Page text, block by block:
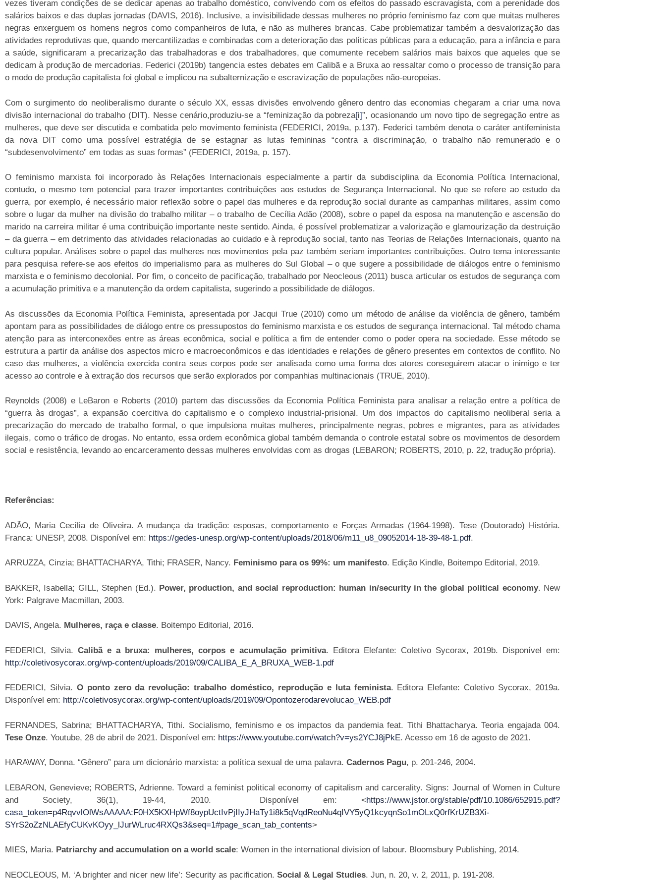
vezes tiveram condições de se dedicar apenas ao trabalho doméstico, convivendo com os efeitos do passado escravagista, com a perenidade dos
salários baixos e das duplas jornadas (DAVIS, 2016). Inclusive, a invisibilidade dessas mulheres no próprio feminismo faz com que muitas mulheres
negras enxerguem os homens negros como companheiros de luta, e não as mulheres brancas. Cabe problematizar também a desvalorização das
atividades reprodutivas que, quando mercantilizadas e combinadas com a deterioração das políticas públicas para a educação, para a infância e para
a saúde, significaram a precarização das trabalhadoras e dos trabalhadores, que comumente recebem salários mais baixos que aqueles que se
dedicam à produção de mercadorias. Federici (2019b) tangencia estes debates em Calibã e a Bruxa ao ressaltar como o processo de transição para
o modo de produção capitalista foi global e implicou na subalternização e escravização de populações não-europeias.
Com o surgimento do neoliberalismo durante o século XX, essas divisões envolvendo gênero dentro das economias chegaram a criar uma nova
divisão internacional do trabalho (DIT). Nesse cenário,produziu-se a “feminização da pobreza[i]”, ocasionando um novo tipo de segregação entre as
mulheres, que deve ser discutida e combatida pelo movimento feminista (FEDERICI, 2019a, p.137). Federici também denota o caráter antifeminista
da nova DIT como uma possível estratégia de se estagnar as lutas femininas “contra a discriminação, o trabalho não remunerado e o
“subdesenvolvimento” em todas as suas formas” (FEDERICI, 2019a, p. 157).
O feminismo marxista foi incorporado às Relações Internacionais especialmente a partir da subdisciplina da Economia Política Internacional,
contudo, o mesmo tem potencial para trazer importantes contribuições aos estudos de Segurança Internacional. No que se refere ao estudo da
guerra, por exemplo, é necessário maior reflexão sobre o papel das mulheres e da reprodução social durante as campanhas militares, assim como
sobre o lugar da mulher na divisão do trabalho militar – o trabalho de Cecília Adão (2008), sobre o papel da esposa na manutenção e ascensão do
marido na carreira militar é uma contribuição importante neste sentido. Ainda, é possível problematizar a valorização e glamourização da destruição
– da guerra – em detrimento das atividades relacionadas ao cuidado e à reprodução social, tanto nas Teorias de Relações Internacionais, quanto na
cultura popular. Análises sobre o papel das mulheres nos movimentos pela paz também seriam importantes contribuições. Outro tema interessante
para pesquisa refere-se aos efeitos do imperialismo para as mulheres do Sul Global – o que sugere a possibilidade de diálogos entre o feminismo
marxista e o feminismo decolonial. Por fim, o conceito de pacificação, trabalhado por Neocleous (2011) busca articular os estudos de segurança com
a acumulação primitiva e a manutenção da ordem capitalista, sugerindo a possibilidade de diálogos.
As discussões da Economia Política Feminista, apresentada por Jacqui True (2010) como um método de análise da violência de gênero, também
apontam para as possibilidades de diálogo entre os pressupostos do feminismo marxista e os estudos de segurança internacional. Tal método chama
atenção para as interconexões entre as áreas econômica, social e política a fim de entender como o poder opera na sociedade. Esse método se
estrutura a partir da análise dos aspectos micro e macroeconômicos e das identidades e relações de gênero presentes em contextos de conflito. No
caso das mulheres, a violência exercida contra seus corpos pode ser analisada como uma forma dos atores conseguirem atacar o inimigo e ter
acesso ao controle e à extração dos recursos que serão explorados por companhias multinacionais (TRUE, 2010).
Reynolds (2008) e LeBaron e Roberts (2010) partem das discussões da Economia Política Feminista para analisar a relação entre a política de
“guerra às drogas”, a expansão coercitiva do capitalismo e o complexo industrial-prisional. Um dos impactos do capitalismo neoliberal seria a
precarização do mercado de trabalho formal, o que impulsiona muitas mulheres, principalmente negras, pobres e migrantes, para as atividades
ilegais, como o tráfico de drogas. No entanto, essa ordem econômica global também demanda o controle estatal sobre os movimentos de desordem
social e resistência, levando ao encarceramento dessas mulheres envolvidas com as drogas (LEBARON; ROBERTS, 2010, p. 22, tradução própria).
Referências:
ADÃO, Maria Cecília de Oliveira. A mudança da tradição: esposas, comportamento e Forças Armadas (1964-1998). Tese (Doutorado) História.
Franca: UNESP, 2008. Disponível em: https://gedes-unesp.org/wp-content/uploads/2018/06/m11_u8_09052014-18-39-48-1.pdf.
ARRUZZA, Cinzia; BHATTACHARYA, Tithi; FRASER, Nancy. Feminismo para os 99%: um manifesto. Edição Kindle, Boitempo Editorial, 2019.
BAKKER, Isabella; GILL, Stephen (Ed.). Power, production, and social reproduction: human in/security in the global political economy. New
York: Palgrave Macmillan, 2003.
DAVIS, Angela. Mulheres, raça e classe. Boitempo Editorial, 2016.
FEDERICI, Silvia.Calibã e a bruxa: mulheres, corpos e acumulação primitiva. Editora Elefante: Coletivo Sycorax, 2019b. Disponível em:
http://coletivosycorax.org/wp-content/uploads/2019/09/CALIBA_E_A_BRUXA_WEB-1.pdf
FEDERICI, Silvia. O ponto zero da revolução: trabalho doméstico, reprodução e luta feminista. Editora Elefante: Coletivo Sycorax, 2019a.
Disponível em: http://coletivosycorax.org/wp-content/uploads/2019/09/Opontozerodarevolucao_WEB.pdf
FERNANDES, Sabrina; BHATTACHARYA, Tithi. Socialismo, feminismo e os impactos da pandemia feat. Tithi Bhattacharya. Teoria engajada 004.
Tese Onze. Youtube, 28 de abril de 2021. Disponível em: https://www.youtube.com/watch?v=ys2YCJ8jPkE. Acesso em 16 de agosto de 2021.
HARAWAY, Donna. “Gênero” para um dicionário marxista: a política sexual de uma palavra. Cadernos Pagu, p. 201-246, 2004.
LEBARON, Genevieve; ROBERTS, Adrienne. Toward a feminist political economy of capitalism and carcerality. Signs: Journal of Women in Culture
and Society, 36(1), 19-44, 2010. Disponível em: <https://www.jstor.org/stable/pdf/10.1086/652915.pdf?
casa_token=p4RqvvlOlWsAAAAA:F0HX5KXHpWf8oypUctIvPjIIyJHaTy1i8k5qVqdReoNu4qIVY5yQ1kcyqnSo1mOLxQ0rfKrUZB3Xi-
SYrS2oZzNLAEfyCUKvKOyy_lJurWLruc4RXQs3&seq=1#page_scan_tab_contents>
MIES, Maria. Patriarchy and accumulation on a world scale: Women in the international division of labour. Bloomsbury Publishing, 2014.
NEOCLEOUS, M. ‘A brighter and nicer new life’: Security as pacification. Social & Legal Studies. Jun, n. 20, v. 2, 2011, p. 191-208.